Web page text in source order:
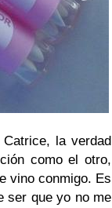
la verdad
como el otro,
vino conmigo. Es
ser que yo no me